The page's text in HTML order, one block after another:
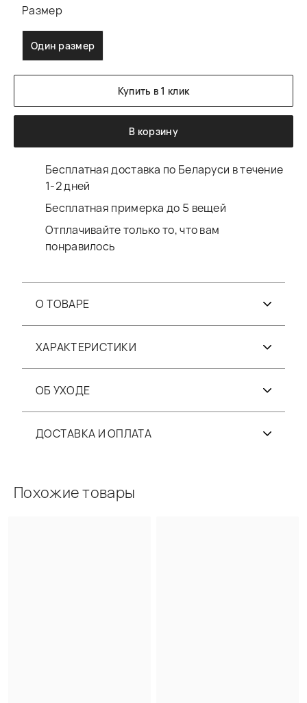
Размер
Один размер
Купить в 1 клик
В корзину
Бесплатная доставка по Беларуси в течение
1-2 дней
Бесплатная примерка до 5 вещей
Отплачивайте только то, что вам
понравилось
О ТОВАРЕ
ХАРАКТЕРИСТИКИ
ОБ УХОДЕ
ДОСТАВКА И ОПЛАТА
Похожие товары